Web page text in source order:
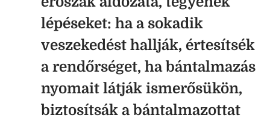
lépéseket: ha a sokadik
veszekedést hallják, értesítsék
a rendőrséget, ha bántalmazás
nyomait látják ismerősükön,
biztosítsák a bántalmazottat